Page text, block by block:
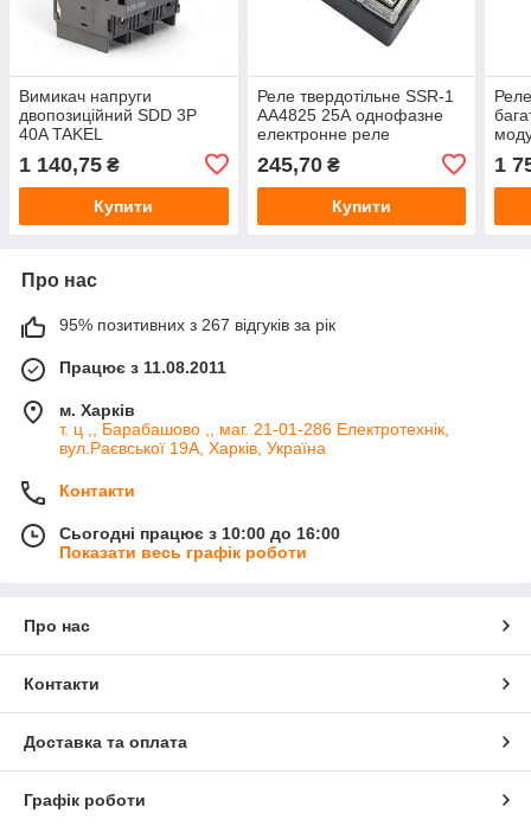
Вимикач напруги
двопозиційний SDD 3P
40A TAKEL
1 140,75 ₴
Купити
Реле твердотільне SSR-1
AA4825 25А однофазне
електронне реле
245,70₴
Купити
1
Про нас
95% позитивних з 267 відгуків за рік
Працює з 11.08.2011
м. Харків
т. ц ,, Барабашово ,, маг. 21-01-286 Електротехнік,
вул.Раєвської 19А, Харків, Україна
Контакти
Сьогодні працює з 10:00 до 16:00
Показати весь графік роботи
Про нас
Контакти
Доставка та оплата
Графік роботи